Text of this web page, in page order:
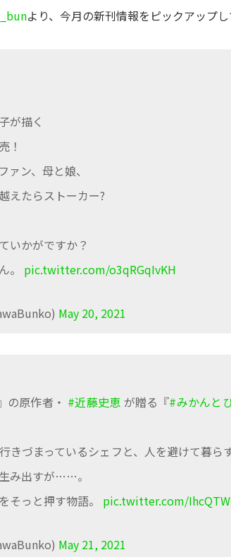
より、今月の新刊情報をピックアップし
が描く
！
ン、母と娘、
えたらストーカー?
いかがですか？
。 pic.twitter.com/o3qRGqIvKH
May 20, 2021
の原作者・ #近藤史恵 が贈る『#みかんと
きづまっているシェフと、人を避けて暮ら
み出すが……。
そっと押す物語。 pic.twitter.com/
May 21, 2021